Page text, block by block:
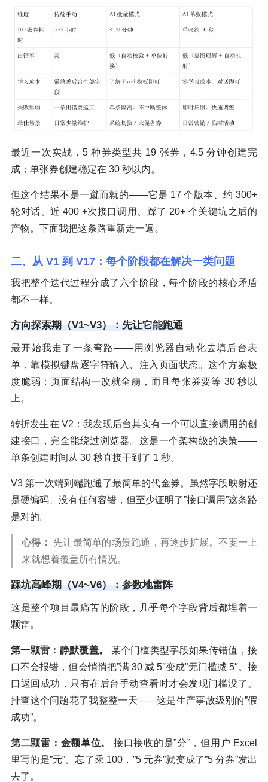
最近一次实战，5 种券类型共 19 张券，4.5 分钟创建完
成；单张券创建稳定在 30 秒以内。
但这个结果不是一蹴而就的——它是 17 个版本、约 300+
轮对话、近 400 +次接口调用、踩了 20+ 个关键坑之后的
产物。下面我把这条路重新走一遍。
二、从 V1 到 V17：每个阶段都在解决一类问题
我把整个迭代过程分成了六个阶段，每个阶段的核心矛盾
都不一样。
方向探索期（V1~V3）：先让它能跑通
最开始我走了一条弯路——用浏览器自动化去填后台表
单，靠模拟键盘逐字符输入、注入页面状态。这个方案极
度脆弱：页面结构一改就全崩，而且每张券要等 30 秒以
上。
转折发生在 V2：我发现后台其实有一个可以直接调用的创
建接口，完全能绕过浏览器。这是一个架构级的决策——
单条创建时间从 30 秒直接干到了 1 秒。
V3 第一次端到端跑通了最简单的代金券。虽然字段映射还
是硬编码、没有任何容错，但至少证明了”接口调用”这条路
是对的。
心得：
先让最简单的场景跑通，再逐步扩展。不要一上
来就想着覆盖所有情况。
踩坑高峰期（V4~V6）：参数地雷阵
这是整个项目最痛苦的阶段，几乎每个字段背后都埋着一
颗雷。
第一颗雷：静默覆盖。
某个门槛类型字段如果传错值，接
口不会报错，但会悄悄把”满 30 减 5″变成”无门槛减 5″。接
口返回成功，只有在后台手动查看时才会发现门槛没了。
排查这个问题花了我整整一天——这是生产事故级别的”假
成功”。
第二颗雷：金额单位。
接口接收的是”分”，但用户 Excel
里写的是”元”。忘了乘 100，”5 元券”就变成了”5 分券”发出
去了。